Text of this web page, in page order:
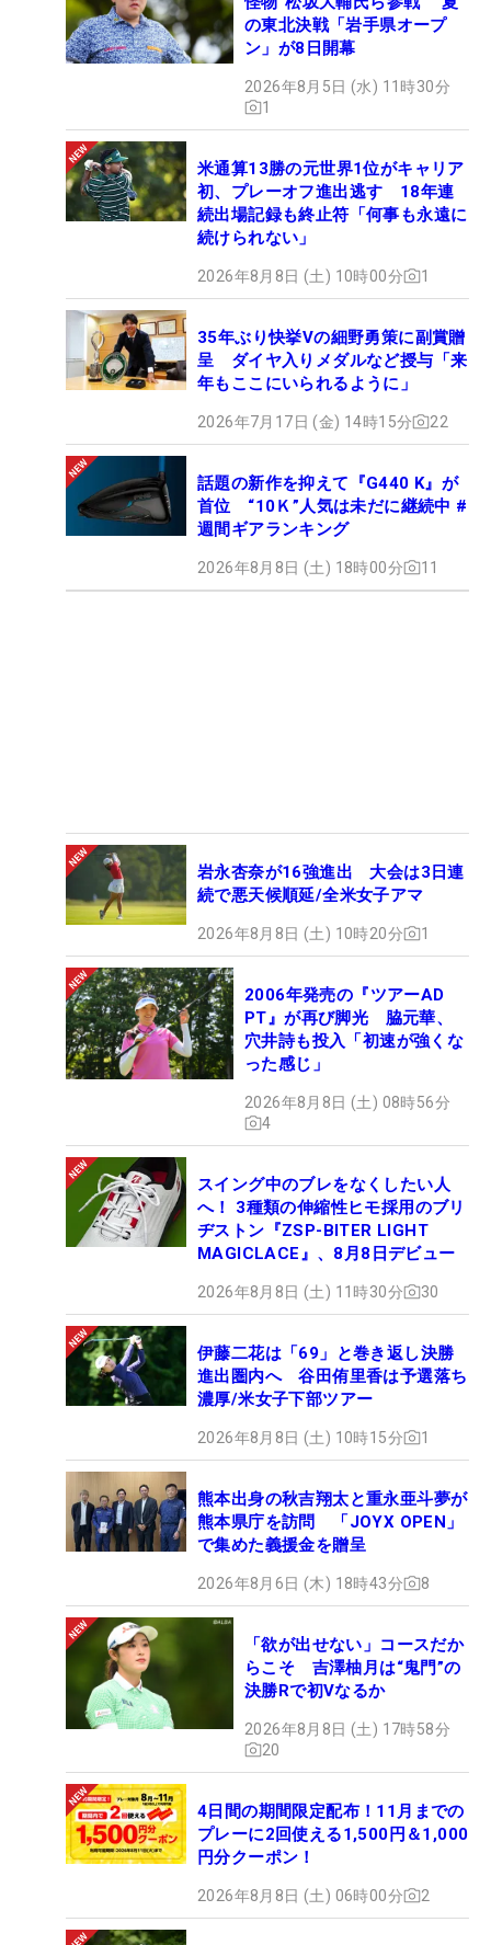
の東北決戦「岩手県オープ
ン」が8日開幕
2026年8月5日 (水) 11時30分
1
米通算13勝の元世界1位がキャリア
初、プレーオフ進出逃す 18年連
続出場記録も終止符「何事も永遠に
続けられない」
2026年8月8日 (土) 10時00分 1
35年ぶり快挙Vの細野勇策に副賞贈
呈 ダイヤ入りメダルなど授与「来
年もここにいられるように」
2026年7月17日 (金) 14時15分 22
話題の新作を抑えて『G440 K』が
首位 “10Ｋ”人気は未だに継続中 #
週間ギアランキング
2026年8月8日 (土) 18時00分 11
岩永杏奈が16強進出 大会は3日連
続で悪天候順延/全米女子アマ
2026年8月8日 (土) 10時20分 1
2006年発売の『ツアーAD
PT』が再び脚光 脇元華、
穴井詩も投入「初速が強くな
った感じ」
2026年8月8日 (土) 08時56分
4
スイング中のブレをなくしたい人
へ！ 3種類の伸縮性ヒモ採用のブリ
ヂストン『ZSP-BITER LIGHT
MAGICLACE』、8月8日デビュー
2026年8月8日 (土) 11時30分 30
伊藤二花は「69」と巻き返し決勝
進出圏内へ 谷田侑里香は予選落ち
濃厚/米女子下部ツアー
2026年8月8日 (土) 10時15分 1
熊本出身の秋吉翔太と重永亜斗夢が
熊本県庁を訪問 「JOYX OPEN」
で集めた義援金を贈呈
2026年8月6日 (木) 18時43分 8
「欲が出せない」コースだか
らこそ 吉澤柚月は“鬼門”の
決勝Rで初Vなるか
2026年8月8日 (土) 17時58分
20
4日間の期間限定配布！11月までの
プレーに2回使える1,500円＆1,000
円分クーポン！
2026年8月8日 (土) 06時00分 2